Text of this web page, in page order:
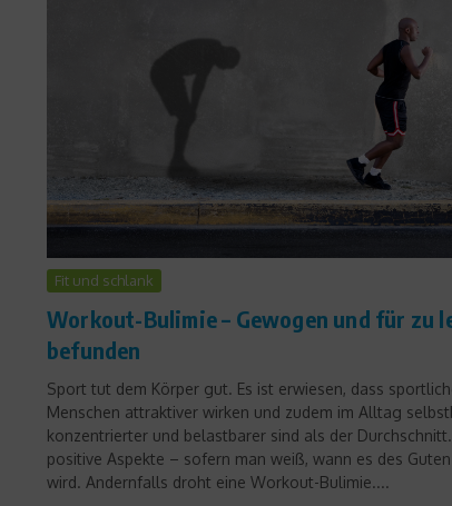
Fit und schlank
Workout-Bulimie – Gewogen und für zu
befunden
Sport tut dem Körper gut. Es ist erwiesen, dass
Menschen attraktiver wirken und zudem im Alltag
konzentrierter und belastbarer sind als der
positive Aspekte – sofern man weiß, wann es des
wird. Andernfalls droht eine Workout-Bulimie....